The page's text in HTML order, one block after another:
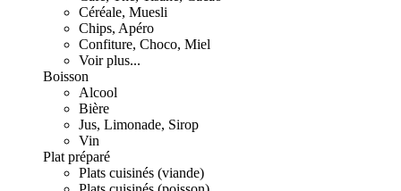
Céréale, Muesli
Chips, Apéro
Confiture, Choco, Miel
Voir plus...
Boisson
Alcool
Bière
Jus, Limonade, Sirop
Vin
Plat préparé
Plats cuisinés (viande)